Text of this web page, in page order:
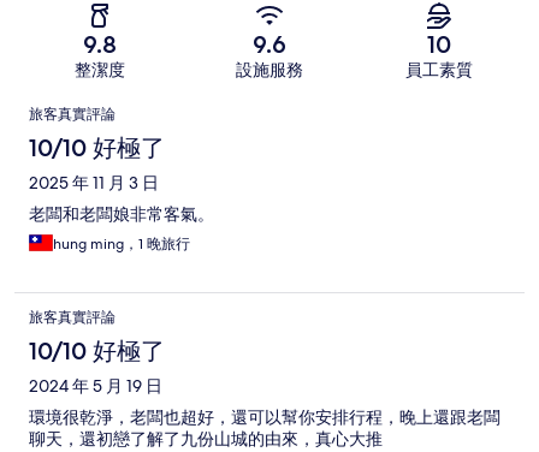
9.8
整潔度
9.6
設施服務
10
員工素質
評
論
旅客真實評論
10/10 好極了
2025 年 11 月 3 日
老闆和老闆娘非常客氣。
hung ming，1 晚旅行
旅客真實評論
10/10 好極了
2024 年 5 月 19 日
環境很乾淨，老闆也超好，還可以幫你安排行程，晚上還跟老闆
聊天，還初戀了解了九份山城的由來，真心大推